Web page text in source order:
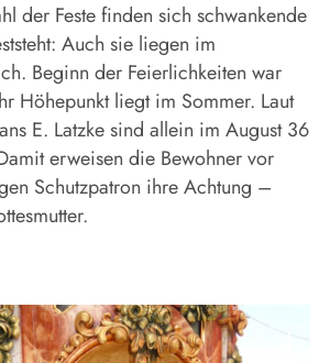
der Feste finden sich schwankende
Auch sie liegen im
Beginn der Feierlichkeiten war
Höhepunkt liegt im Sommer. Laut
E. Latzke sind allein im August 36
erweisen die Bewohner vor
Schutzpatron ihre Achtung –